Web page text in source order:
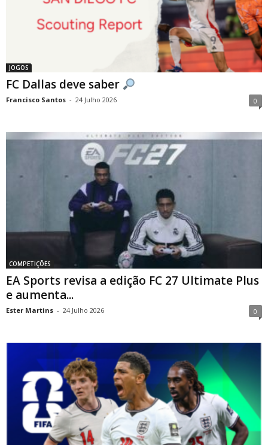
JOGOS
FC Dallas deve saber
Francisco Santos - 24 Julho 2026 0
COMPETIÇÕES
EA Sports revisa a edição FC 27 Ultimate Plus
e aumenta...
Ester Martins - 24 Julho 2026 0